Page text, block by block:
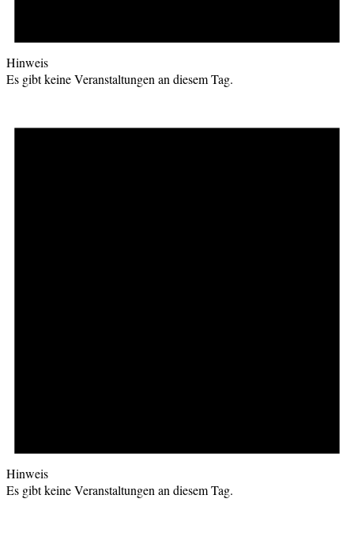
Hinweis
Es gibt keine Veranstaltungen an diesem Tag.
Hinweis
Es gibt keine Veranstaltungen an diesem Tag.